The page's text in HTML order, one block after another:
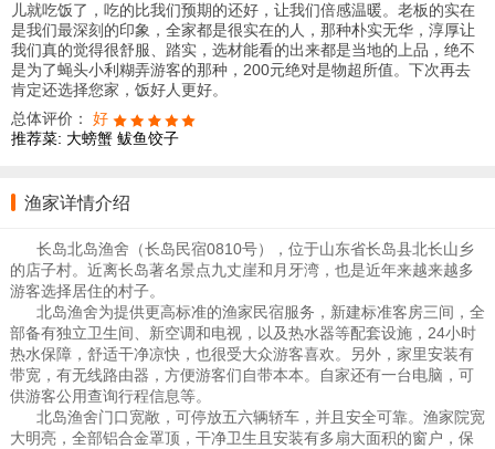
儿就吃饭了，吃的比我们预期的还好，让我们倍感温暖。老板的实在
是我们最深刻的印象，全家都是很实在的人，那种朴实无华，淳厚让
我们真的觉得很舒服、踏实，选材能看的出来都是当地的上品，绝不
是为了蝇头小利糊弄游客的那种，200元绝对是物超所值。下次再去
肯定还选择您家，饭好人更好。
总体评价： 好
推荐菜: 大螃蟹 鲅鱼饺子
渔家详情介绍
长岛北岛渔舍（长岛民宿0810号），位于山东省长岛县北长山乡
的店子村。近离长岛著名景点九丈崖和月牙湾，也是近年来越来越多
游客选择居住的村子。
北岛渔舍为提供更高标准的渔家民宿服务，新建标准客房三间，全
部备有独立卫生间、新空调和电视，以及热水器等配套设施，24小时
热水保障，舒适干净凉快，也很受大众游客喜欢。另外，家里安装有
带宽，有无线路由器，方便游客们自带本本。自家还有一台电脑，可
供游客公用查询行程信息等。
北岛渔舍门口宽敞，可停放五六辆轿车，并且安全可靠。渔家院宽
大明亮，全部铝合金罩顶，干净卫生且安装有多扇大面积的窗户，保